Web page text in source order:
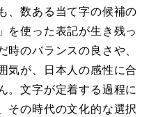
、数ある当て字の候補の
を使った表記が生き残っ
時のバランスの良さや、
気が、日本人の感性に合
。文字が定着する過程に
その時代の文化的な選択